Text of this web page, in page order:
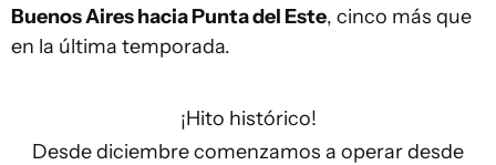
Buenos Aires hacia Punta del Este, cinco más que
en la última temporada.
¡Hito histórico!
Desde diciembre comenzamos a operar desde